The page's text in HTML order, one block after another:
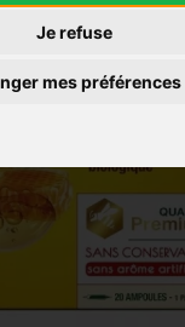
Je refuse
mes préférences